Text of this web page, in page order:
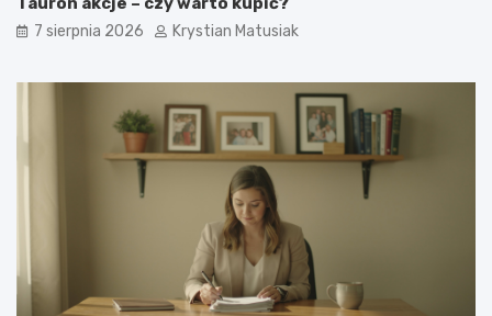
7 sierpnia 2026 Krystian Matusiak